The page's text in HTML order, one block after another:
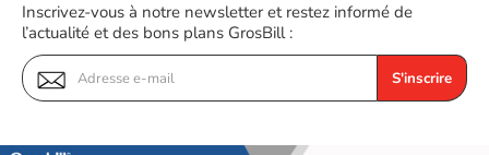
Inscrivez-vous à notre newsletter et restez informé de
l’actualité et des bons plans GrosBill :
S'inscrire